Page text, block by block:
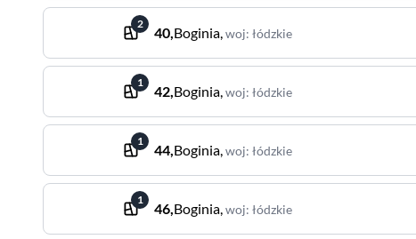
2
40,Boginia,woj: łódzkie
1
42,Boginia,woj: łódzkie
1
44,Boginia,woj: łódzkie
1
46,Boginia,woj: łódzkie